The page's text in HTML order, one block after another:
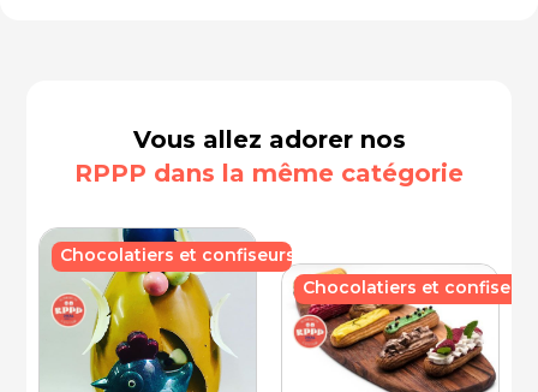
Vous allez adorer nos
RPPP dans la même catégorie
Chocolatiers et confiseurs
Chocolatiers et confiseurs